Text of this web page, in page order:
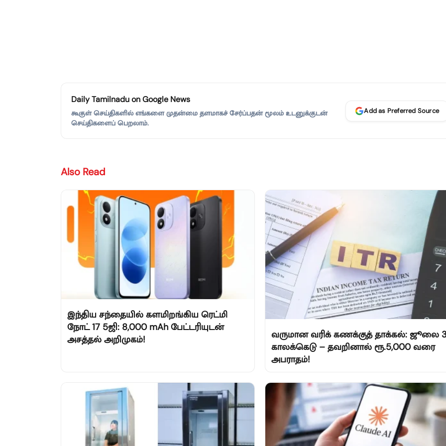
Daily Tamilnadu on Google News
கூகுள் செய்திகளில் எங்களை முதன்மை தளமாகச் சேர்ப்பதன் மூலம் உடனுக்குடன்
செய்திகளைப் பெறலாம்.
Add as Preferred Source
Also Read
இந்திய சந்தையில் களமிறங்கிய ரெட்மி
நோட் 17 5ஜி: 8,000 mAh பேட்டரியுடன்
அசத்தல் அறிமுகம்!
வருமான வரிக் கணக்குத் தாக்கல்: ஜூலை
காலக்கெடு – தவறினால் ரூ.5,000 வரை
அபராதம்!